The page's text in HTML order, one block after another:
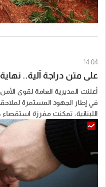
14:04
على متن دراجة آلية..
أعلنت المديرية العامة لقوى
في إطار الجهود المستمرة
اللبنانية، تمكنت مفرزة
توقيف شخص يُشتبه بقيامه
محلة أوتوستراد غزير.